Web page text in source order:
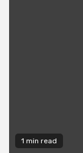
1 min read